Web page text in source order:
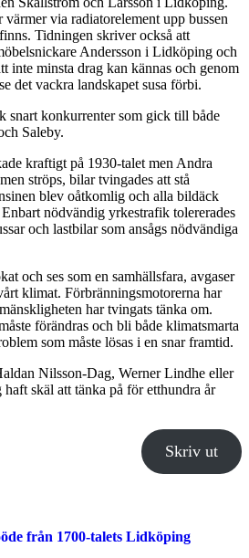
via radiatorelement upp bussen
Tidningen skriver också att
Andersson i Lidköping och
inte minsta drag kan kännas och genom
det vackra landskapet susa förbi.
snart konkurrenter som gick till både
Saleby.
kraftigt på 1930-talet men Andra
ströps, bilar tvingades att stå
blev oåtkomlig och alla bildäck
nödvändig yrkestrafik tolererades
och lastbilar som ansågs nödvändiga
och ses som en samhällsfara, avgaser
klimat. Förbränningsmotorerna har
har tvingats tänka om.
förändras och bli både klimatsmarta
som måste lösas i en snar framtid.
Nilsson-Dag, Werner Lindhe eller
skäl att tänka på för etthundra år
Skriv ut
från 1700-talets Lidköping